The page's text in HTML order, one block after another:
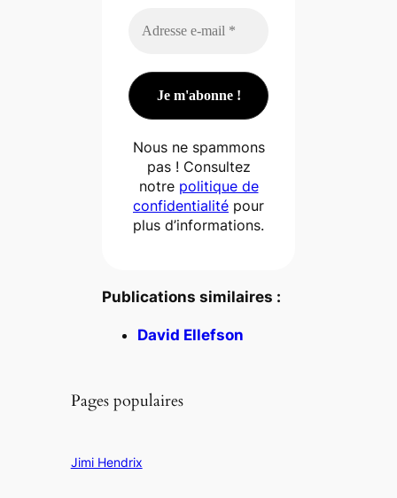
Nous ne spammons
pas ! Consultez
notre politique de
confidentialité pour
plus d’informations.
Publications similaires :
David Ellefson
Pages populaires
Jimi Hendrix